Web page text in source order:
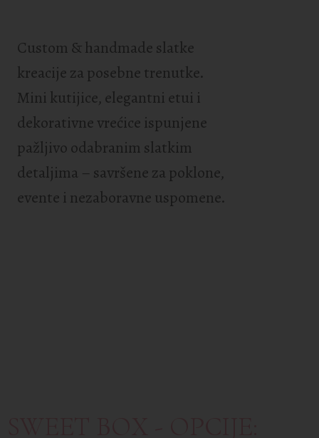
Custom & handmade slatke
kreacije za posebne trenutke.
Mini kutijice, elegantni etui i
dekorativne vrećice ispunjene
pažljivo odabranim slatkim
detaljima – savršene za poklone,
evente i nezaboravne uspomene.